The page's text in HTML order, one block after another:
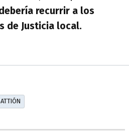
recurrir a los
de Justicia local.